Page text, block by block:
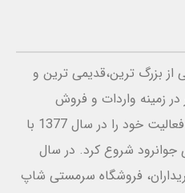
بزرگ ترین،قدیمی ترین و
زمینه واردات و فروش
محصولات شوینده و بهداشتی، فعالیت خود را در سال 1377 با
جوانرود شروع کرد. در سال
خریداران، فروشگاه سرمستی شاپ